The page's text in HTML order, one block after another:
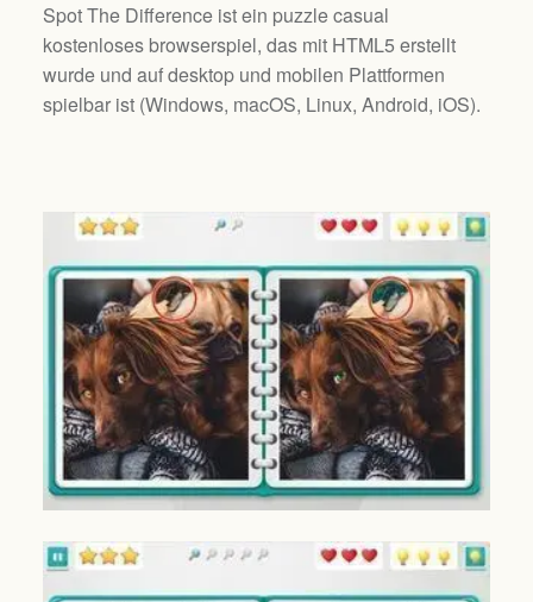
Spot The Difference ist ein puzzle casual
kostenloses browserspiel, das mit HTML5 erstellt
wurde und auf desktop und mobilen Plattformen
spielbar ist (Windows, macOS, Linux, Android, iOS).